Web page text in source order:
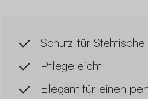
Schutz für Stehtische
Pflegeleicht
Elegant für einen